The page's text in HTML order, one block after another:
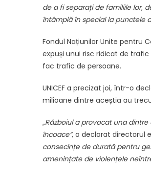
de a fi separați de familiile lor,
întâmplă în special la punctele
Fondul Națiunilor Unite pentru
expuși unui risc ridicat de
fac trafic de persoane.
UNICEF a precizat joi, într-o
milioane dintre aceștia au
„Războiul a provocat una
încoace”, a declarat directorul
consecințe de durată pentru
amenințate de violențele